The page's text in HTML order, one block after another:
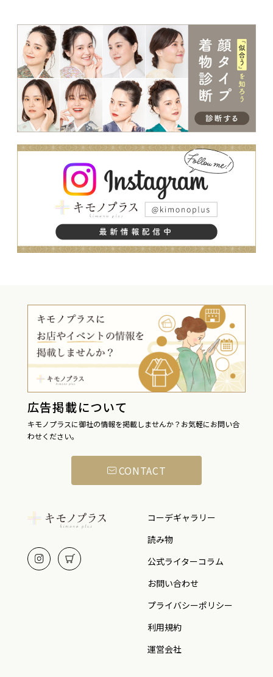
広告掲載について
キモノプラスに御社の情報を掲載しませんか？お気軽にお問い合
わせください。
CONTACT
コーデギャラリー
読み物
公式ライターコラム
お問い合わせ
プライバシーポリシー
利用規約
運営会社